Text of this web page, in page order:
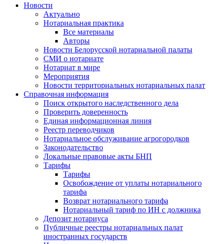
Новости
Актуально
Нотариальная практика
Все материалы
Авторы
Новости Белорусской нотариальной палаты
СМИ о нотариате
Нотариат в мире
Мероприятия
Новости территориальных нотариальных палат
Справочная информация
Поиск открытого наследственного дела
Проверить доверенность
Единая информационная линия
Реестр переводчиков
Нотариальное обслуживание агрогородков
Законодательство
Локальные правовые акты БНП
Тарифы
Тарифы
Освобождение от уплаты нотариального
тарифа
Возврат нотариального тарифа
Нотариальный тариф по ИН с должника
Депозит нотариуса
Публичные реестры нотариальных палат
иностранных государств